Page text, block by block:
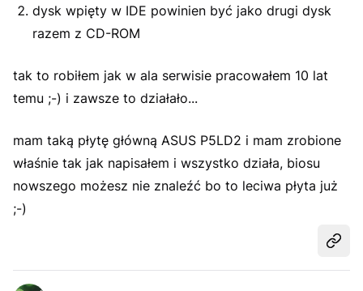
dysk wpięty w IDE powinien być jako drugi dysk
razem z CD-ROM
tak to robiłem jak w ala serwisie pracowałem 10 lat
temu ;-) i zawsze to działało...
mam taką płytę główną ASUS P5LD2 i mam zrobione
właśnie tak jak napisałem i wszystko działa, biosu
nowszego możesz nie znaleźć bo to leciwa płyta już
;-)